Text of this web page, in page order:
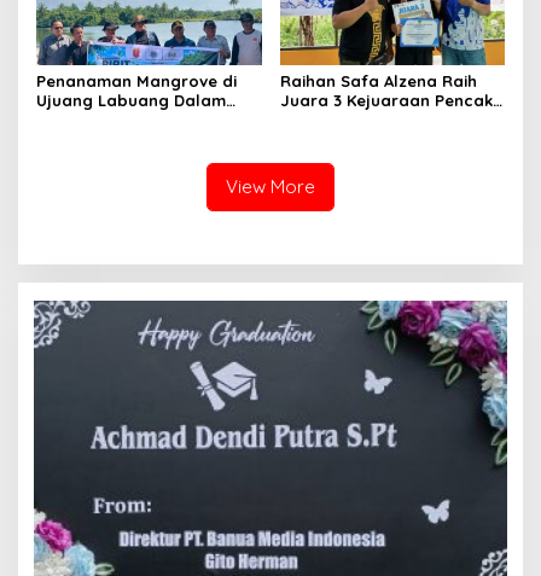
Penanaman Mangrove di
Ujuang Labuang Dalam
Raihan Safa Alzena Raih
Juara 3 Kejuaraan Pencak
View More